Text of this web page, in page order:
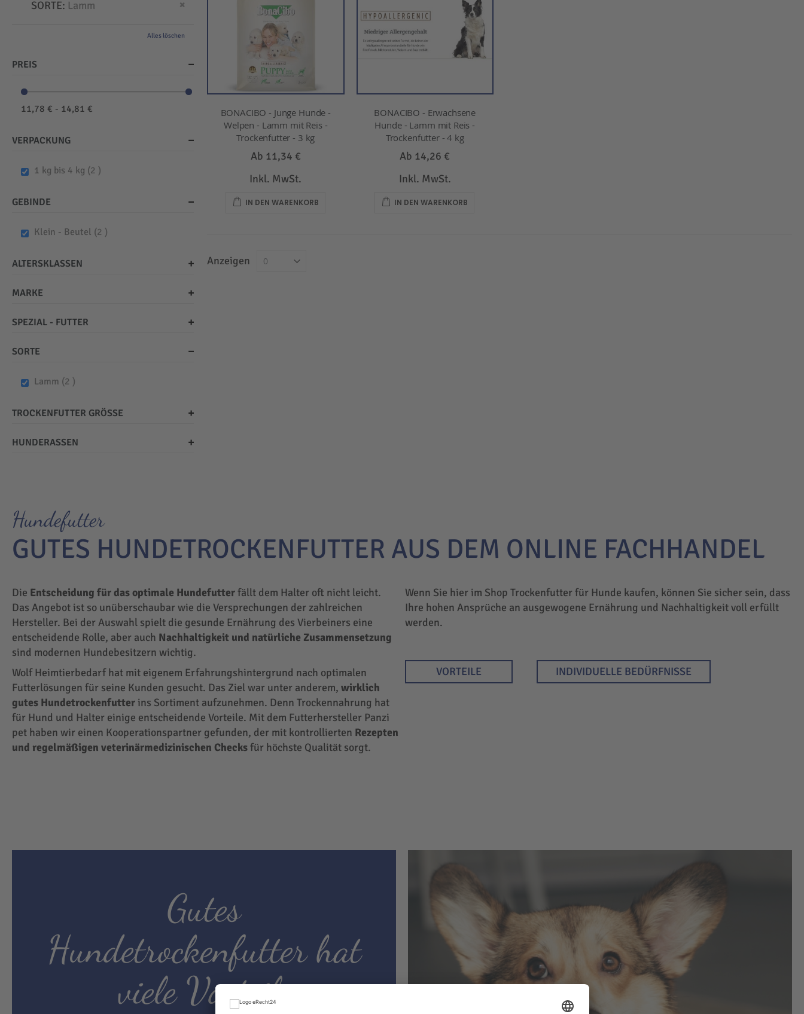
BONACIBO - Junge Hunde -
Welpen - Lamm mit Reis -
Trockenfutter - 3 kg
Ab 11,34 €
Inkl. MwSt.
IN DEN WARENKORB
BONACIBO - Erwachsene
Hunde - Lamm mit Reis -
Trockenfutter - 4 kg
Ab 14,26 €
Inkl. MwSt.
IN DEN WARENKORB
Anzeigen
SORTE Lamm
Alles löschen
PREIS
11,78 € - 14,81 €
VERPACKUNG
1 kg bis 4 kg 2 items
GEBINDE
Klein - Beutel 2 items
ALTERSKLASSEN
MARKE
SPEZIAL - FUTTER
SORTE
Lamm 2 items
TROCKENFUTTER GRÖSSE
HUNDERASSEN
Hundefutter
GUTES HUNDETROCKENFUTTER AUS DEM ONLINE FACHHANDEL
Die Entscheidung für das optimale Hundefutterfällt dem Halter oft nicht leicht.
Das Angebot ist so unüberschaubar wie die Versprechungen der zahlreichen
Hersteller. Bei der Auswahl spielt die gesunde Ernährung des Vierbeiners eine
entscheidende Rolle, aber auch Nachhaltigkeit und natürliche Zusammensetzung
sind modernen Hundebesitzern wichtig.
Wolf Heimtierbedarf hat mit eigenem Erfahrungshintergrund nach optimalen
Futterlösungen für seine Kunden gesucht. Das Ziel war unter anderem, wirklich
gutes Hundetrockenfutter ins Sortiment aufzunehmen. Denn Trockennahrung hat
für Hund und Halter einige entscheidende Vorteile. Mit dem Futterhersteller Panzi
pet haben wir einen Kooperationspartner gefunden, der mit kontrollierten Rezepten
und regelmäßigen veterinärmedizinischen Checksfür höchste Qualität sorgt.
Wenn Sie hier im Shop Trockenfutter für Hunde kaufen, können Sie sicher sein, dass
Ihre hohen Ansprüche an ausgewogene Ernährung und Nachhaltigkeit voll erfüllt
werden.
VORTEILE INDIVIDUELLE BEDÜRFNISSE
Gutes
Hundetrockenfutter hat
viele Vorteile